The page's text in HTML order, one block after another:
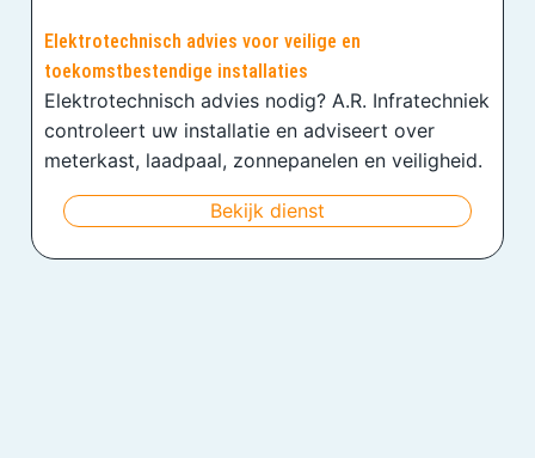
Elektrotechnisch advies voor veilige en
toekomstbestendige installaties
Elektrotechnisch advies nodig? A.R. Infratechniek
controleert uw installatie en adviseert over
meterkast, laadpaal, zonnepanelen en veiligheid.
Bekijk dienst